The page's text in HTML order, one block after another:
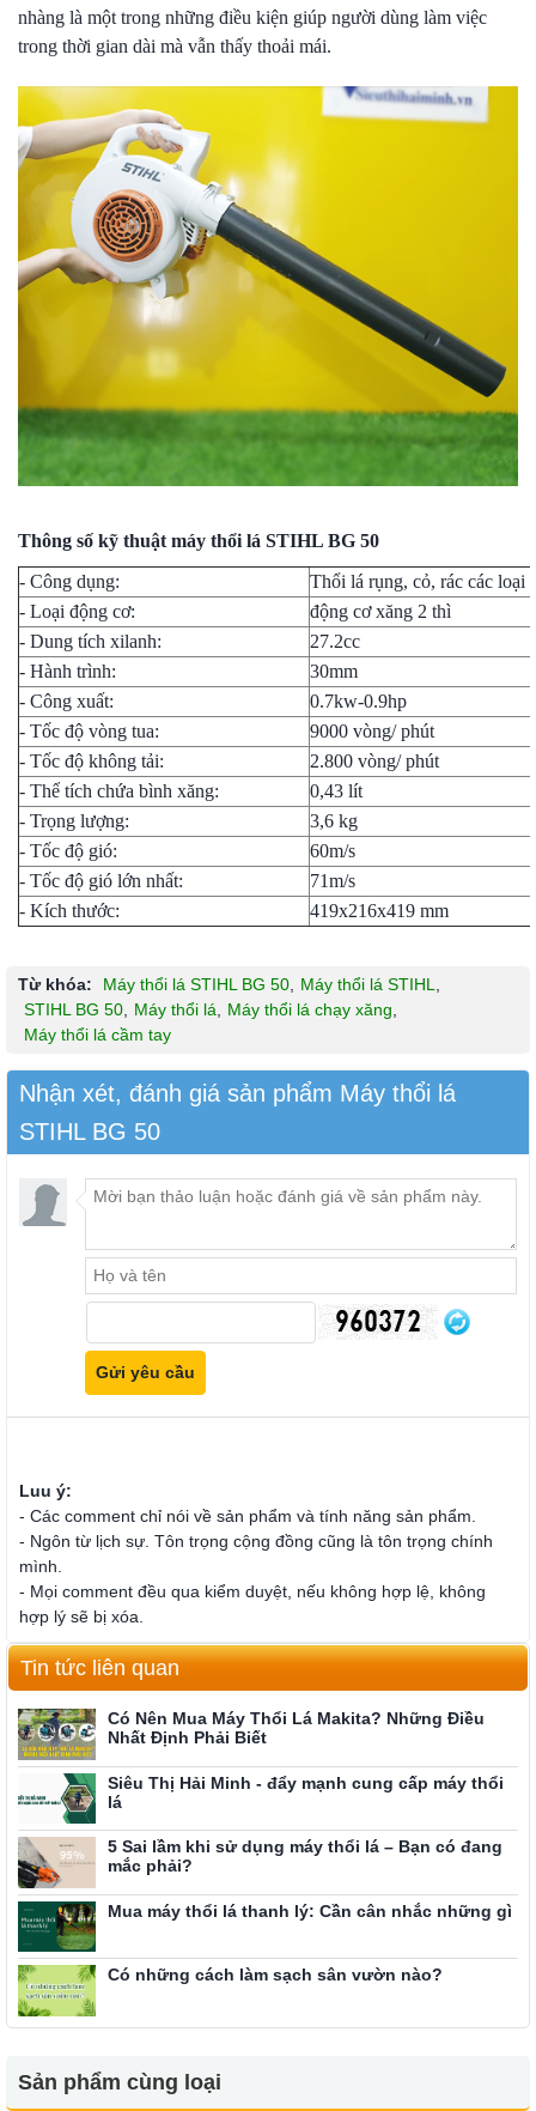
nhàng là một trong những điều kiện giúp người dùng làm việc
trong thời gian dài mà vẫn thấy thoải mái.
Thông số kỹ thuật máy thổi lá STIHL BG 50
- Công dụng:
Thổi lá rụng, cỏ, rác các loại
- Loại động cơ:
động cơ xăng 2 thì
- Dung tích xilanh:
27.2cc
- Hành trình:
30mm
- Công xuất:
0.7kw-0.9hp
- Tốc độ vòng tua:
9000 vòng/ phút
- Tốc độ không tải:
2.800 vòng/ phút
- Thể tích chứa bình xăng:
0,43 lít
- Trọng lượng:
3,6 kg
- Tốc độ gió:
60m/s
- Tốc độ gió lớn nhất:
71m/s
- Kích thước:
419x216x419 mm
Từ khóa: Máy thổi lá STIHL BG 50, Máy thổi lá STIHL,
STIHL BG 50, Máy thổi lá, Máy thổi lá chạy xăng,
Máy thổi lá cầm tay
Nhận xét, đánh giá sản phẩm Máy thổi lá
STIHL BG 50
Luu ý:
- Các comment chỉ nói về sản phẩm và tính năng sản phẩm.
- Ngôn từ lịch sự. Tôn trọng cộng đồng cũng là tôn trọng chính
mình.
- Mọi comment đều qua kiểm duyệt, nếu không hợp lệ, không
hợp lý sẽ bị xóa.
Tin tức liên quan
Có Nên Mua Máy Thổi Lá Makita? Những Điều
Nhất Định Phải Biết
Siêu Thị Hải Minh - đẩy mạnh cung cấp máy thổi
lá
5 Sai lầm khi sử dụng máy thổi lá – Bạn có đang
mắc phải?
Mua máy thổi lá thanh lý: Cần cân nhắc những gì
Có những cách làm sạch sân vườn nào?
Sản phẩm cùng loại